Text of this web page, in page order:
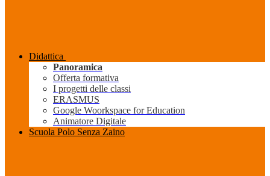
Didattica
Panoramica
Offerta formativa
I progetti delle classi
ERASMUS
Google Woorkspace for Education
Animatore Digitale
Scuola Polo Senza Zaino